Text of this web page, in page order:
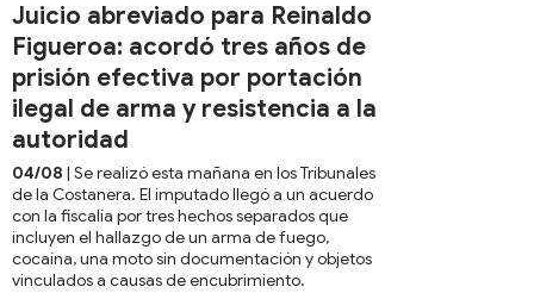
Juicio abreviado para Reinaldo
Figueroa: acordó tres años de
prisión efectiva por portación
ilegal de arma y resistencia a la
autoridad
04/08 | Se realizó esta mañana en los Tribunales
de la Costanera. El imputado llegó a un acuerdo
con la fiscalía por tres hechos separados que
incluyen el hallazgo de un arma de fuego,
cocaína, una moto sin documentación y objetos
vinculados a causas de encubrimiento.